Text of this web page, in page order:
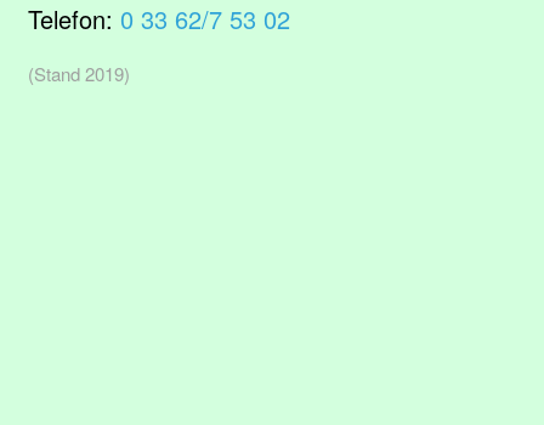
Telefon: 0 33 62/7 53 02
(Stand 2019)